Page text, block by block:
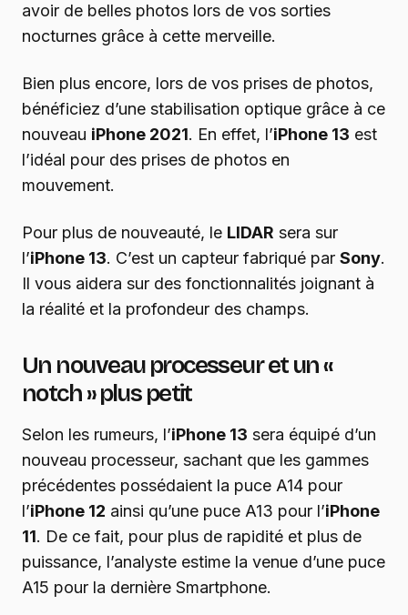
avoir de belles photos lors de vos sorties
nocturnes grâce à cette merveille.
Bien plus encore, lors de vos prises de photos,
bénéficiez d’une stabilisation optique grâce à ce
nouveau iPhone 2021. En effet, l’iPhone 13 est
l’idéal pour des prises de photos en
mouvement.
Pour plus de nouveauté, le LIDAR sera sur
l’iPhone 13. C’est un capteur fabriqué par Sony.
Il vous aidera sur des fonctionnalités joignant à
la réalité et la profondeur des champs.
Un nouveau processeur et un «
notch » plus petit
Selon les rumeurs, l’iPhone 13 sera équipé d’un
nouveau processeur, sachant que les gammes
précédentes possédaient la puce A14 pour
l’iPhone 12 ainsi qu’une puce A13 pour l’iPhone
11. De ce fait, pour plus de rapidité et plus de
puissance, l’analyste estime la venue d’une puce
A15 pour la dernière Smartphone.